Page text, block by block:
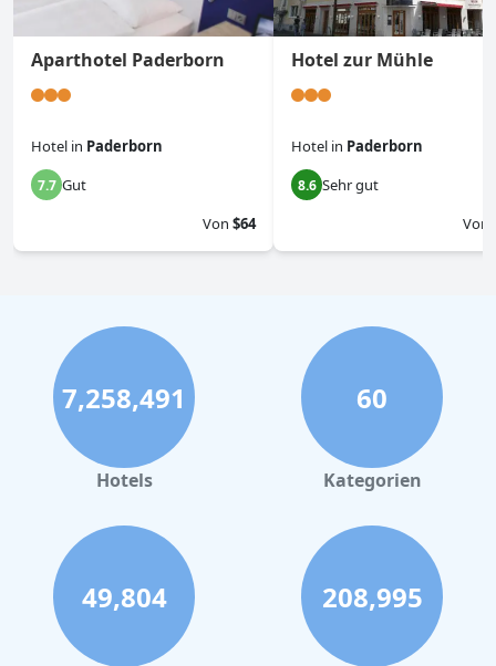
Aparthotel Paderborn
Hotel in Paderborn
7.7 Gut
Von $64
Hotel zur Mühle
Hotel in Paderborn
8.6 Sehr gut
Von
7,258,491
Hotels
60
Kategorien
49,804 208,995